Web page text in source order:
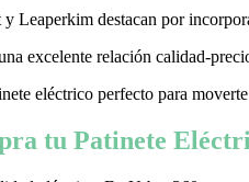
destacan por
excelente relación calidad-
eléctrico perfecto para
tu Patinete